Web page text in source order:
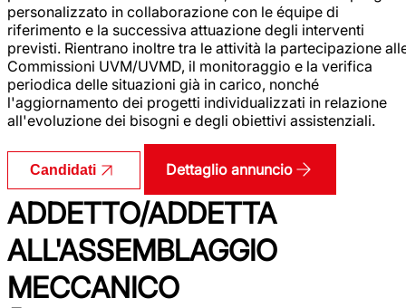
personalizzato in collaborazione con le équipe di
riferimento e la successiva attuazione degli interventi
previsti. Rientrano inoltre tra le attività la partecipazione
Commissioni UVM/UVMD, il monitoraggio e la verifica
periodica delle situazioni già in carico, nonché
l'aggiornamento dei progetti individualizzati in relazione
all'evoluzione dei bisogni e degli obiettivi assistenziali.
Candidati Dettaglio annuncio
ADDETTO/ADDETTA
ALL'ASSEMBLAGGIO
MECCANICO